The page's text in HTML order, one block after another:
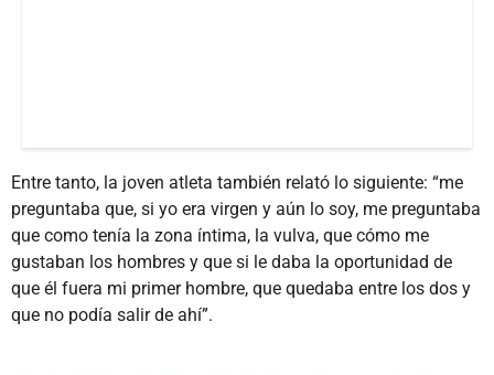
Entre tanto, la joven atleta también relató lo siguiente: “me
preguntaba que, si yo era virgen y aún lo soy, me preguntaba
que como tenía la zona íntima, la vulva, que cómo me
gustaban los hombres y que si le daba la oportunidad de
que él fuera mi primer hombre, que quedaba entre los dos y
que no podía salir de ahí”.